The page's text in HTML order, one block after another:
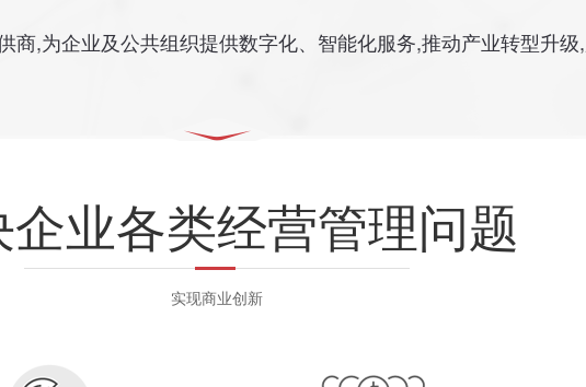
商,为企业及公共组织提供数字化、智能化服务,推动产业转型升级
业各类经营管理问题
实现商业创新